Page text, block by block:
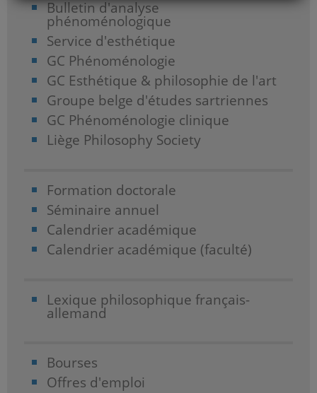
Bulletin d'analyse
phénoménologique
Service d'esthétique
GC Phénoménologie
GC Esthétique & philosophie de l'art
Groupe belge d'études sartriennes
GC Phénoménologie clinique
Liège Philosophy Society
Formation doctorale
Séminaire annuel
Calendrier académique
Calendrier académique (faculté)
Lexique philosophique français-
allemand
Bourses
Offres d'emploi